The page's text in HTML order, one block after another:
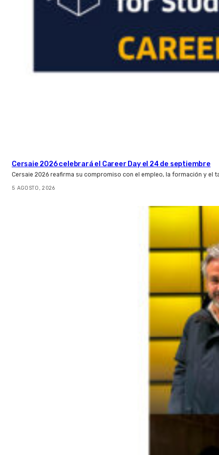
Cersaie 2026 celebrará el Career Day el 24 de septiembre
Cersaie 2026 reafirma su compromiso con el empleo, la formación y el
5 AGOSTO, 2026